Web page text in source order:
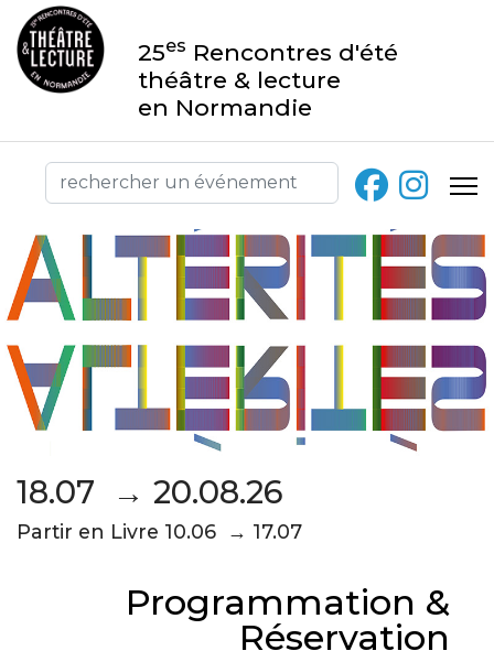
25es Rencontres d'été
théâtre & lecture
en Normandie
18.07 → 20.08.26
Partir en Livre 10.06 → 17.07
Programmation &
Réservation